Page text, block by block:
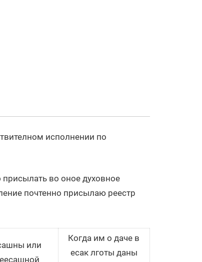
исполнении по
во оное духовное
почтенно присылаю реестр
или
Когда им о даче в
есак лготы даны